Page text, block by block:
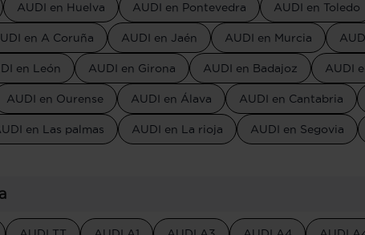
AUDI en Huelva AUDI en Pontevedra AUDI en Toledo
en A Coruña AUDI en Jaén AUDI en Murcia
en León AUDI en Girona AUDI en Badajoz AUDI
AUDI en Ourense AUDI en Álava AUDI en Cantabria
en Las palmas AUDI en La rioja AUDI en Segovia